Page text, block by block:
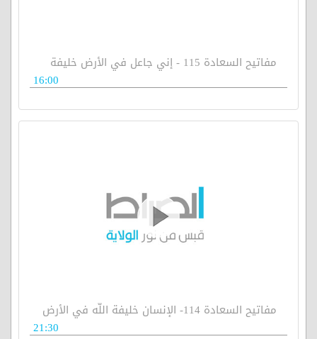
مفاتيح السعادة 115 - إني جاعل في الأرض خليفة
16:00
مفاتيح السعادة 114- الإنسان خليفة اللّه في الأرض
21:30